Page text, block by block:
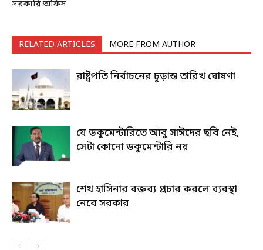
সরকারি অফিস
RELATED ARTICLES MORE FROM AUTHOR
রাষ্ট্রপতি নির্বাচনের চূড়ান্ত তারিখ ঘোষণা
যে ডকুমেন্টারিতে আবু সাঈদের ছবি নেই,
সেটা কোনো ডকুমেন্টারি নয়
শেখ হাসিনার বক্তব্য প্রচার করলে ব্যবস্থা
নেবে সরকার